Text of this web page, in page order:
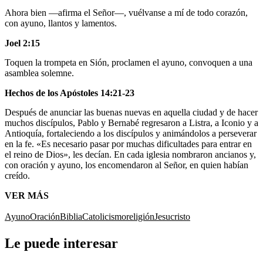
Ahora bien —afirma el Señor—, vuélvanse a mí de todo corazón,
con ayuno, llantos y lamentos.
Joel 2:15
Toquen la trompeta en Sión, proclamen el ayuno, convoquen a una
asamblea solemne.
Hechos de los Apóstoles 14:21-23
Después de anunciar las buenas nuevas en aquella ciudad y de hacer
muchos discípulos, Pablo y Bernabé regresaron a Listra, a Iconio y a
Antioquía, fortaleciendo a los discípulos y animándolos a perseverar
en la fe. «Es necesario pasar por muchas dificultades para entrar en
el reino de Dios», les decían. En cada iglesia nombraron ancianos y,
con oración y ayuno, los encomendaron al Señor, en quien habían
creído.
VER MÁS
AyunoOraciónBibliaCatolicismoreligiónJesucristo
Le puede interesar